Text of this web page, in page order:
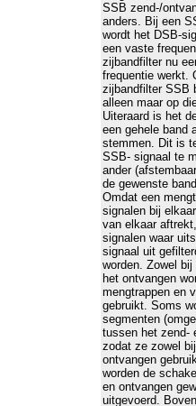
SSB zend-/
anders. Bij een
wordt het DSB-
een vaste
zijbandfilter nu
frequentie werkt.
zijbandfilter SSB
alleen maar op
Uiteraard is het
een gehele band
stemmen. Dit is
SSB- signaal te
ander
de gewenste
Omdat een
signalen bij
van elkaar
signalen waar
signaal uit
worden. Zowel
het ontvangen
mengtrappen en
gebruikt. Soms
segmenten
tussen het zend-
zodat ze zowel
ontvangen
worden de
en ontvangen
uitgevoerd.